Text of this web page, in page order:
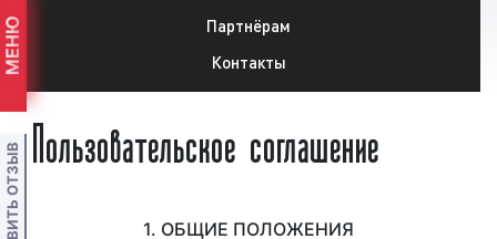
Партнёрам
Контакты
Пользовательское соглашение
1. ОБЩИЕ ПОЛОЖЕНИЯ
МЕНЮ